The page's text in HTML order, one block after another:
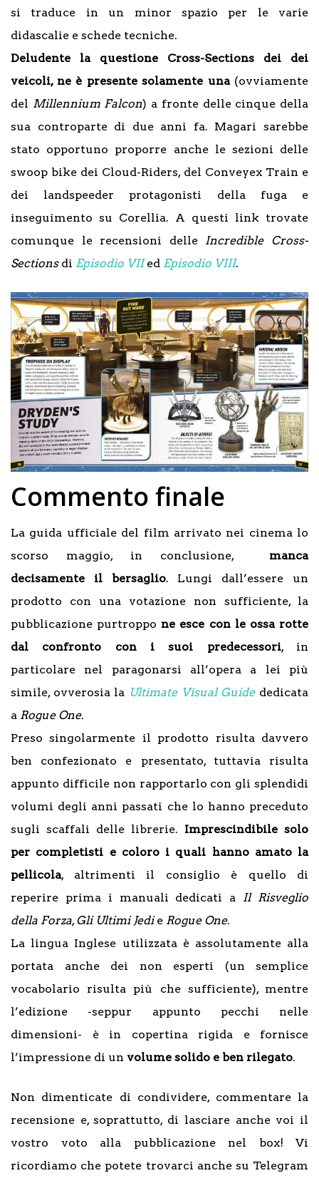
si traduce in un minor spazio per le varie
didascalie e schede tecniche.
Deludente la questione Cross-Sections dei dei
veicoli, ne è presente solamente una(ovviamente
del Millennium Falcon) a fronte delle cinque della
sua controparte di due anni fa. Magari sarebbe
stato opportuno proporre anche le sezioni delle
swoop bike dei Cloud-Riders, del Conveyex Train e
dei landspeeder protagonisti della fuga e
inseguimento su Corellia. A questi link trovate
comunque le recensioni delle Incredible Cross-
Sectionsdi Episodio VIIed Episodio VIII.
Commento finale
La guida ufficiale del film arrivato nei cinema lo
scorso maggio, in conclusione, manca
decisamente il bersaglio. Lungi dall’essere un
prodotto con una votazione non sufficiente, la
pubblicazione purtroppo ne esce con le ossa rotte
dal confronto con i suoi predecessori, in
particolare nel paragonarsi all’opera a lei più
simile, ovverosia la Ultimate Visual Guidededicata
a Rogue One.
Preso singolarmente il prodotto risulta davvero
ben confezionato e presentato, tuttavia risulta
appunto difficile non rapportarlo con gli splendidi
volumi degli anni passati che lo hanno preceduto
sugli scaffali delle librerie. Imprescindibile solo
per completisti e coloro i quali hanno amato la
pellicola, altrimenti il consiglio è quello di
reperire prima i manuali dedicati a Il Risveglio
della Forza,Gli Ultimi Jedie Rogue One.
La lingua Inglese utilizzata è assolutamente alla
portata anche dei non esperti (un semplice
vocabolario risulta più che sufficiente), mentre
l’edizione -seppur appunto pecchi nelle
dimensioni- è in copertina rigida e fornisce
l’impressione di un volume solido e ben rilegato.
Non dimenticate di condividere, commentare la
recensione e, soprattutto, di lasciare anche voi il
vostro voto alla pubblicazione nel box! Vi
ricordiamo che potete trovarci anche su Telegram